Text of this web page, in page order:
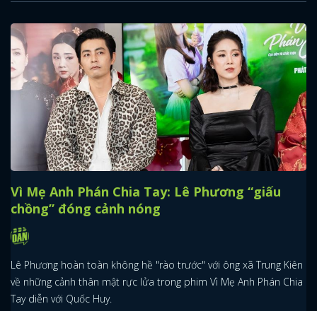
Vì Mẹ Anh Phán Chia Tay: Lê Phương “giấu
chồng” đóng cảnh nóng
Lê Phương hoàn toàn không hề "rào trước" với ông xã Trung Kiên
về những cảnh thân mật rực lửa trong phim Vì Mẹ Anh Phán Chia
Tay diễn với Quốc Huy.